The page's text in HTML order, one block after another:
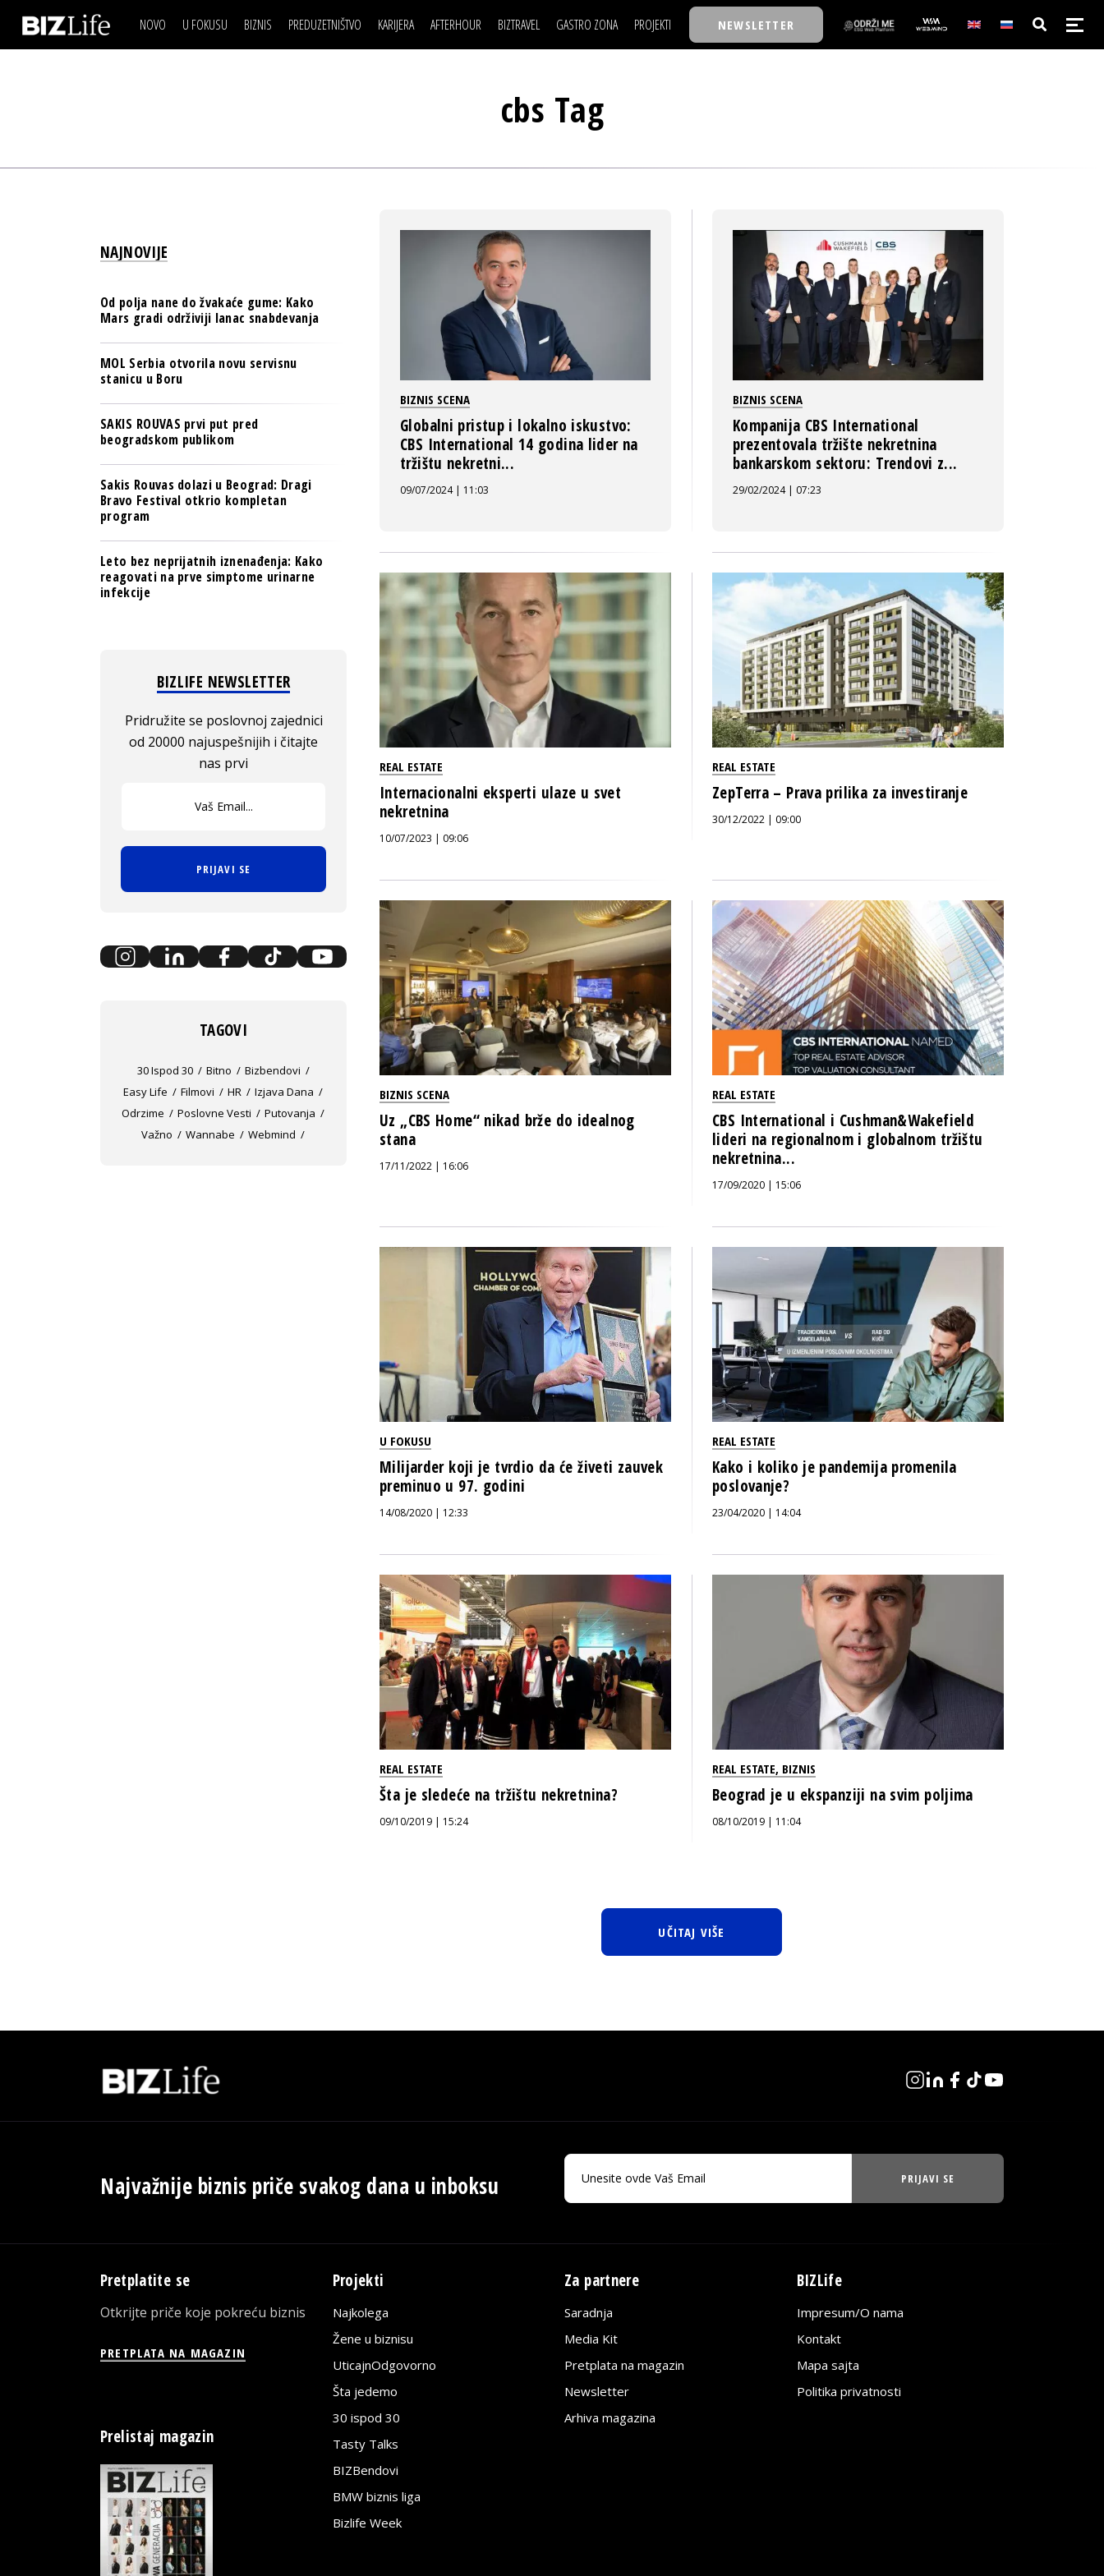
NOVO U FOKUSU BIZNIS
ESG & ENERGY
PULS REGIONA
NOVO NA RAFU
PREDUZETNIŠTVO KARIJERA
USAVRŠAVANJE
AFTERHOUR
STIL
BIZTRAVEL GASTRO ZONA PROJEKTI
BACK TO OFFICE/SCHOOL
NEWSLETTER
IZJAVA DANABIZNIS SCENA
NOVO NA RAFU
POSAO
FILM I SCENA
NAJKOLEGA
BIZLIFE WEEK
cbs Tag
BIZNIS SCENA
Globalni pristup i lokalno iskustvo:
CBS International 14 godina lider na
tržištu nekretni...
09/07/2024 | 11:03
BIZNIS SCENA
Kompanija CBS International
prezentovala tržište nekretnina
bankarskom sektoru: Trendovi z...
29/02/2024 | 07:23
REAL ESTATE
Internacionalni eksperti ulaze u svet
nekretnina
10/07/2023 | 09:06
REAL ESTATE
ZepTerra – Prava prilika za investiranje
30/12/2022 | 09:00
BIZNIS SCENA
Uz „CBS Home“ nikad brže do idealnog
stana
17/11/2022 | 16:06
REAL ESTATE
CBS International i Cushman&Wakefield
lideri na regionalnom i globalnom tržištu
nekretnina...
17/09/2020 | 15:06
U FOKUSU
Milijarder koji je tvrdio da će živeti zauvek
preminuo u 97. godini
14/08/2020 | 12:33
REAL ESTATE
Kako i koliko je pandemija promenila
poslovanje?
23/04/2020 | 14:04
REAL ESTATE
Šta je sledeće na tržištu nekretnina?
09/10/2019 | 15:24
REAL ESTATE, BIZNIS
Beograd je u ekspanziji na svim poljima
08/10/2019 | 11:04
UČITAJ VIŠE
NAJNOVIJE
Od polja nane do žvakaće gume: Kako
Mars gradi održiviji lanac snabdevanja
MOL Serbia otvorila novu servisnu
stanicu u Boru
SAKIS ROUVAS prvi put pred
beogradskom publikom
Sakis Rouvas dolazi u Beograd: Dragi
Bravo Festival otkrio kompletan
program
Leto bez neprijatnih iznenađenja: Kako
reagovati na prve simptome urinarne
infekcije
BIZLIFE NEWSLETTER
Pridružite se poslovnoj zajednici
od 20000 najuspešnijih i čitajte
nas prvi
PRIJAVI SE
TAGOVI
30 Ispod 30 Bitno
Bizbendovi
Easy Life
Filmovi HR
Izjava Dana
Odrzime
Poslovne Vesti
Putovanja
Važno
Wannabe Webmind
Najvažnije biznis priče svakog dana u inboksu PRIJAVI SE
Pretplatite se
Otkrijte priče koje pokreću biznis
PRETPLATA NA MAGAZIN
Prelistaj magazin
Projekti
Najkolega
Žene u biznisu
UticajnOdgovorno
Šta jedemo
30 ispod 30
Tasty Talks
BIZBendovi
BMW biznis liga
Bizlife Week
Za partnere
Saradnja
Media Kit
Pretplata na magazin
Newsletter
Arhiva magazina
BIZLife
Impresum/O nama
Kontakt
Mapa sajta
Politika privatnosti